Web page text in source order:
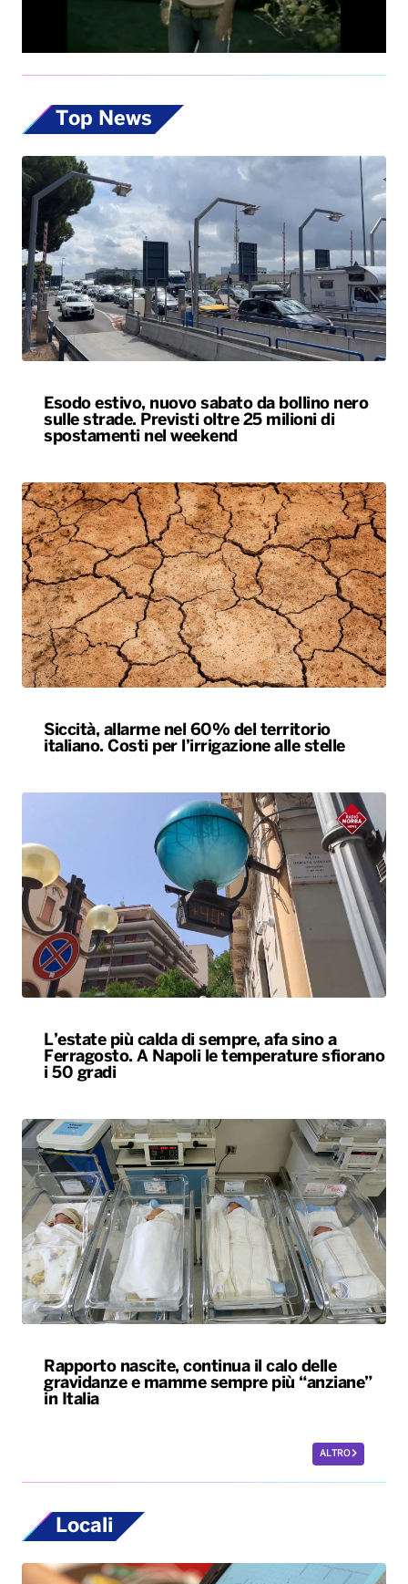
Top News
Esodo estivo, nuovo sabato da bollino nero
sulle strade. Previsti oltre 25 milioni di
spostamenti nel weekend
Siccità, allarme nel 60% del territorio
italiano. Costi per l’irrigazione alle stelle
L’estate più calda di sempre, afa sino a
Ferragosto. A Napoli le temperature sfiorano
i 50 gradi
Rapporto nascite, continua il calo delle
gravidanze e mamme sempre più “anziane”
in Italia
ALTRO
Locali